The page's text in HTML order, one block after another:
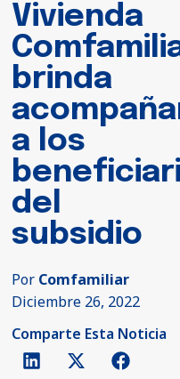
Vivienda
brinda
a los
del
subsidio
Por Comfamiliar
Diciembre 26, 2022
Comparte Esta Noticia